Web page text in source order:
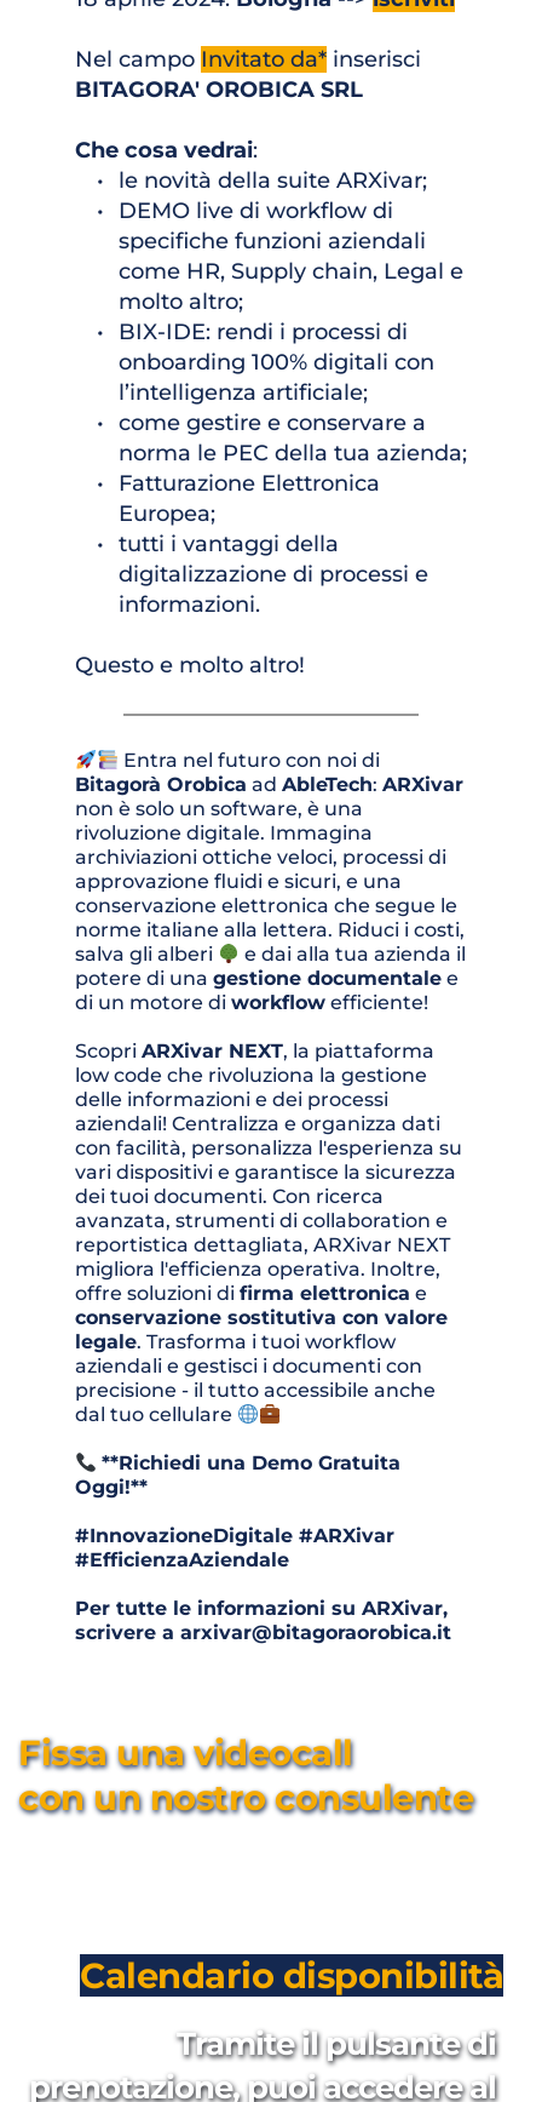
Nel campo Invitato da*
BITAGORA' OROBICA SRL
Che cosa vedrai:
le novità della suite ARXivar;
DEMO live di workflow di
specifiche funzioni aziendali
come HR, Supply chain, Legal e
molto altro;
BIX-IDE: rendi i processi di
onboarding 100% digitali con
l’intelligenza artificiale;
come gestire e conservare a
norma le PEC della tua azienda;
Fatturazione Elettronica
Europea;
tutti i vantaggi della
digitalizzazione di processi e
informazioni.
Questo e molto altro!
Bitagorà Orobica ad AbleTech: ARXivar
non è solo un software, è una
rivoluzione digitale. Immagina
archiviazioni ottiche veloci, processi di
approvazione fluidi e sicuri, e una
conservazione elettronica che segue le
norme italiane alla lettera. Riduci i costi,
salva gli alberi
e dai alla tua azienda il
potere di una gestione documentale e
di un motore di workflow efficiente!
Scopri ARXivar NEXT, la piattaforma
low code che rivoluziona la gestione
delle informazioni e dei processi
aziendali! Centralizza e organizza dati
con facilità, personalizza l'esperienza su
vari dispositivi e garantisce la sicurezza
dei tuoi documenti. Con ricerca
avanzata, strumenti di collaboration e
reportistica dettagliata, ARXivar NEXT
migliora l'efficienza operativa. Inoltre,
offre soluzioni di firma elettronica
conservazione sostitutiva con valore
legale. Trasforma i tuoi workflow
aziendali e gestisci i documenti con
precisione - il tutto accessibile anche
dal tuo cellulare
**Richiedi una Demo Gratuita
Oggi!**
#InnovazioneDigitale #ARXivar
#EfficienzaAziendale
Per tutte le informazioni su ARXivar,
scrivere a arxivar@bitagoraorobica.it
Fissa una videocall
con un nostro consulente
Calendario disponibilità
Tramite il pulsante di
prenotazione, puoi accedere al